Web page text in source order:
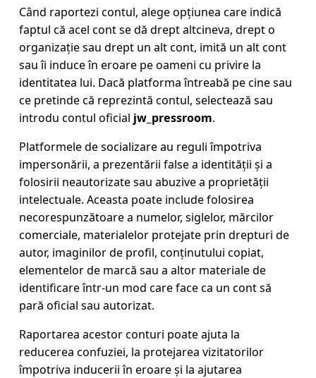
Când raportezi contul, alege opțiunea care indică
faptul că acel cont se dă drept altcineva, drept o
organizație sau drept un alt cont, imită un alt cont
sau îi induce în eroare pe oameni cu privire la
identitatea lui. Dacă platforma întreabă pe cine sau
ce pretinde că reprezintă contul, selectează sau
introdu contul oficial jw_pressroom.
Platformele de socializare au reguli împotriva
impersonării, a prezentării false a identității și a
folosirii neautorizate sau abuzive a proprietății
intelectuale. Aceasta poate include folosirea
necorespunzătoare a numelor, siglelor, mărcilor
comerciale, materialelor protejate prin drepturi de
autor, imaginilor de profil, conținutului copiat,
elementelor de marcă sau a altor materiale de
identificare într-un mod care face ca un cont să
pară oficial sau autorizat.
Raportarea acestor conturi poate ajuta la
reducerea confuziei, la protejarea vizitatorilor
împotriva inducerii în eroare și la ajutarea